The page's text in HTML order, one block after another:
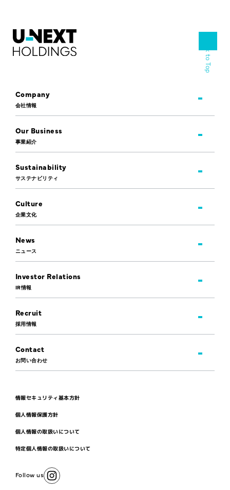
Company
会社情報
Our Business
事業紹介
Sustainability
サステナビリティ
Culture
企業文化
News
ニュース
Investor Relations
IR情報
Recruit
採用情報
Contact
お問い合わせ
情報セキュリティ基本方針
個人情報保護方針
個人情報の取扱いについて
特定個人情報の取扱いについて
Follow us
Back to Top